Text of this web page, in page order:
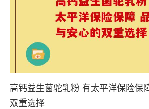
高钙益生菌驼乳粉 有太平洋保险保
双重选择